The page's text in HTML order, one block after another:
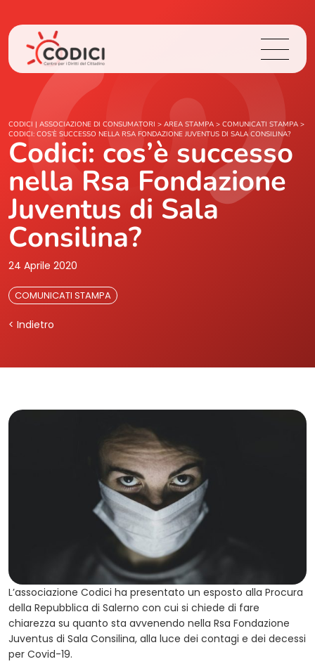
Chi Siamo
Cosa Facciamo
Area Stampa
Contatti
CODICI | ASSOCIAZIONE DI CONSUMATORI > AREA STAMPA > COMUNICATI STAMPA >
CODICI: COS’È SUCCESSO NELLA RSA FONDAZIONE JUVENTUS DI SALA CONSILINA?
Codici: cos’è successo
nella Rsa Fondazione
Juventus di Sala
Consilina?
24 Aprile 2020
COMUNICATI STAMPA
< Indietro
L’associazione Codici ha presentato un esposto alla Procura
della Repubblica di Salerno con cui si chiede di fare
chiarezza su quanto sta avvenendo nella Rsa Fondazione
Juventus di Sala Consilina, alla luce dei contagi e dei decessi
per Covid-19.